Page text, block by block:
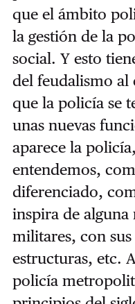
que el ámbito
la gestión de la
social. Y esto
del feudalismo al
que la policía se
unas nuevas
aparece la
entendemos,
diferenciado,
inspira de alguna
militares, con
estructuras, etc.
policía